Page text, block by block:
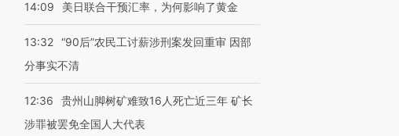
14:09 美日联合干预汇率，为何影响了黄金
13:32 “90后”农民工讨薪涉刑案发回重审 因部
分事实不清
12:36
贵州山脚树矿难致16人死亡近三年 矿长
涉罪被罢免全国人大代表